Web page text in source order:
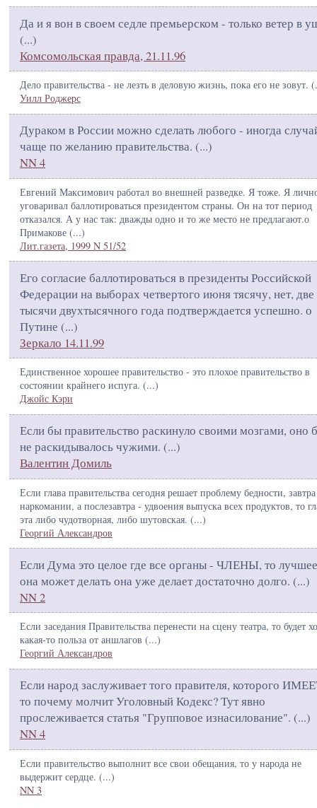
Да и я вон в своем седле премьерском - только ветер в
(...)
Комсомольская правда, 21.11.96
Дело правительства - не лезть в деловую жизнь, пока его не зовут. (
Уилл Роджерс
Дураком в России можно сделать любого - иногда
чаще по желанию правительства. (...)
NN 4
Евгений Максимович работал во внешней разведке. Я тоже. Я
уговаривал баллотироваться президентом страны. Он на тот период
отказался. А у нас так: дважды одно и то же место не предлагают.о
Примакове (...)
Лит.газета, 1999 N 51/52
Его согласие баллотироваться в президенты Российской
Федерации на выборах четвертого июня тясячу, нет, две
тысячи двухтысячного года подтверждается успешно. о
Путине (...)
Зеркало 14.11.99
Единственное хорошее правительство - это плохое правительство в
состоянии крайнего испуга. (...)
Джойс Кэри
Если бы правительство раскинуло своими мозгами, оно
не раскидывалось чужими. (...)
Валентин Домиль
Если глава правительства сегодня решает проблему бедности,
наркомании, а послезавтра - удвоения выпуска всех продуктов, то
эта либо чудотворная, либо шутовская. (...)
Георгий Александров
Если Дума это целое где все органы - ЧЛЕНЫ, то
она может делать она уже делает достаточно долго. (...)
NN 2
Если заседания Правительства перенести на сцену театра, то будет
какая-то польза от аншлагов (...)
Георгий Александров
Если народ заслуживает того правителя, которого
то почему молчит Уголовный Кодекс? Тут явно
прослеживается статья "Групповое изнасилование". (...)
NN 4
Если правительство выполнит все свои обещания, то у народа не
выдержит сердце. (...)
NN 3